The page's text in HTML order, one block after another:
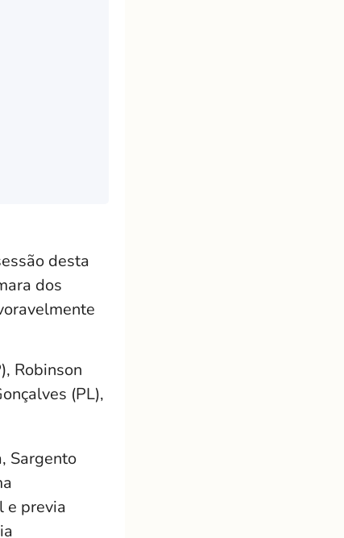
desta
dos
Robinson
(PL),
Sargento
e previa